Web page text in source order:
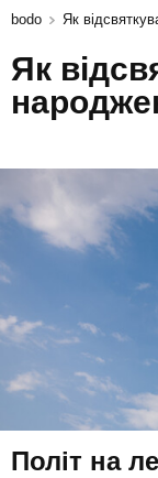
bodo Як
Як
Політ на